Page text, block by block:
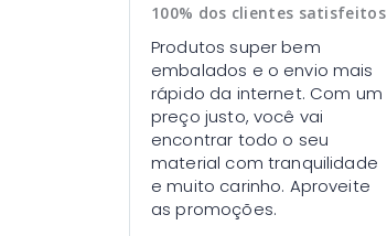
100% dos clientes satisfeitos
Produtos super bem
embalados e o envio mais
rápido da internet. Com um
preço justo, você vai
encontrar todo o seu
material com tranquilidade
e muito carinho. Aproveite
as promoções.